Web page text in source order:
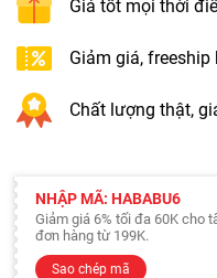
Giá tốt mọi thời
Giảm giá, freeship
Chất lượng thật,
NHẬP MÃ: HABABU6
Giảm giá 6% tối đa 60K cho
đơn hàng từ 199K.
Sao chép mã